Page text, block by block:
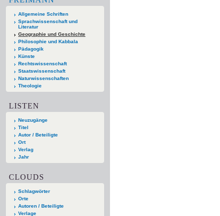
Allgemeine Schriften
Sprachwissenschaft und
Literatur
Geographie und Geschichte
Philosophie und Kabbala
Pädagogik
Künste
Rechtswissenschaft
Staatswissenschaft
Naturwissenschaften
Theologie
LISTEN
Neuzugänge
Titel
Autor / Beteiligte
Ort
Verlag
Jahr
CLOUDS
Schlagwörter
Orte
Autoren / Beteiligte
Verlage